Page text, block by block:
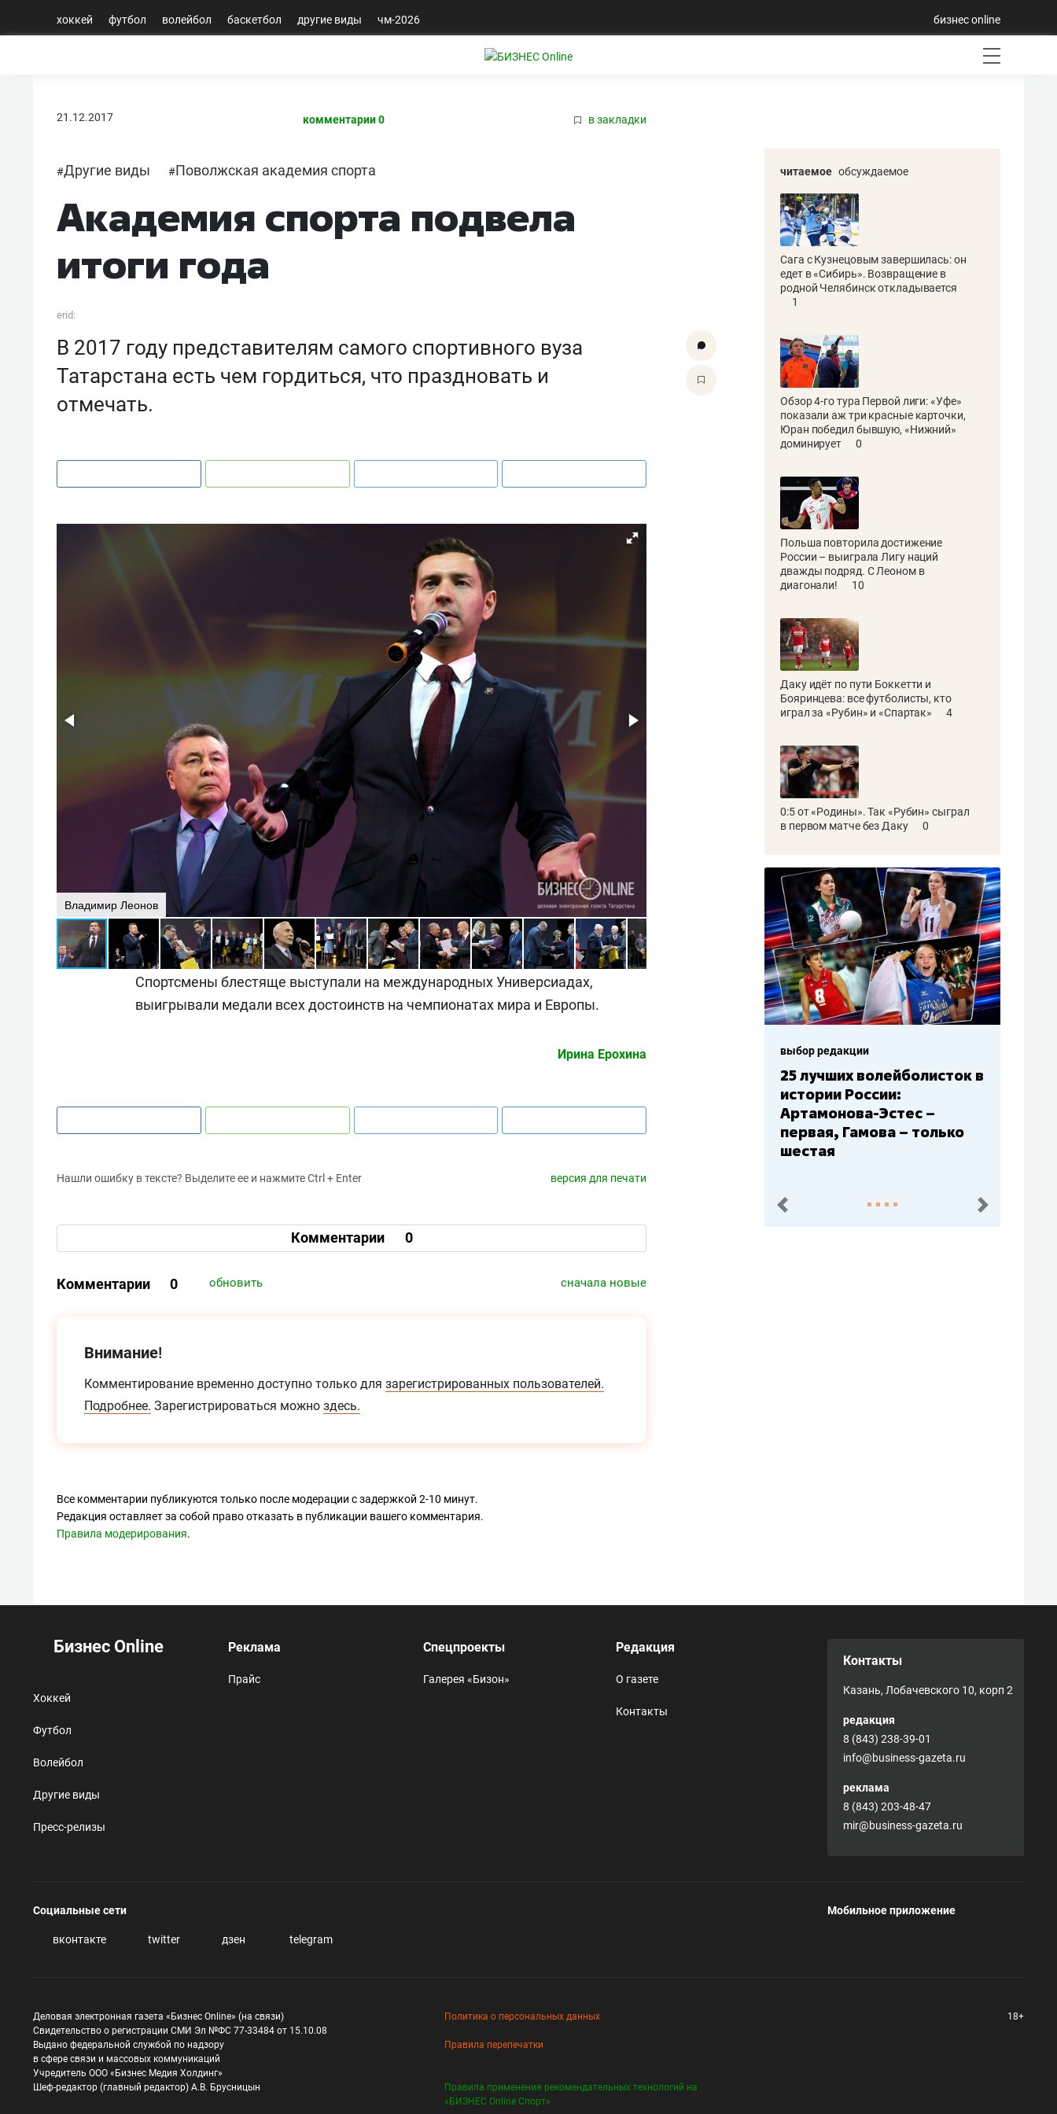
хоккей футбол волейбол баскетбол другие виды чм-2026 бизнес online
21.12.2017 комментарии 0 в закладки
#Другие виды #Поволжская академия спорта
Академия спорта подвела
итоги года
erid:
В 2017 году представителям самого спортивного вуза
Татарстана есть чем гордиться, что праздновать и
отмечать.
Владимир Леонов
Спортсмены блестяще выступали на международных Универсиадах,
выигрывали медали всех достоинств на чемпионатах мира и Европы.
Ирина Ерохина
Нашли ошибку в тексте? Выделите ее и нажмите Ctrl + Enter версия для печати
Комментарии 0
Комментарии 0 обновить сначала новые
Внимание!
Комментирование временно доступно только для зарегистрированных пользователей.
Подробнее. Зарегистрироваться можно здесь.
Все комментарии публикуются только после модерации с задержкой 2-10 минут.
Редакция оставляет за собой право отказать в публикации вашего комментария.
Правила модерирования.
читаемое обсуждаемое
Сага с Кузнецовым завершилась: он
едет в «Сибирь». Возвращение в
родной Челябинск откладывается
1
Обзор 4-го тура Первой лиги: «Уфе»
показали аж три красные карточки,
Юран победил бывшую, «Нижний»
доминирует
0
Польша повторила достижение
России – выиграла Лигу наций
дважды подряд. С Леоном в
диагонали!
10
Даку идёт по пути Боккетти и
Бояринцева: все футболисты, кто
играл за «Рубин» и «Спартак»
4
0:5 от «Родины». Так «Рубин» сыграл
в первом матче без Даку
0
выбор редакции
25 лучших волейболисток в
истории России:
Артамонова-Эстес –
первая, Гамова – только
Бюджеты
Юлаев» –
пред. след.
Бизнес Online
Хоккей
Футбол
Волейбол
Другие виды
Пресс-релизы
Реклама
Прайс
Спецпроекты
Галерея «Бизон»
Редакция
О газете
Контакты
Контакты
Казань, Лобачевского 10, корп 2
редакция
8 (843) 238-39-01
info@business-gazeta.ru
реклама
8 (843) 203-48-47
mir@business-gazeta.ru
Социальные сети
вконтакте twitter дзен telegram
Мобильное приложение
Деловая электронная газета «Бизнес Online» (на связи)
Свидетельство о регистрации СМИ Эл №ФС 77-33484 от 15.10.08
Выдано федеральной службой по надзору
в сфере связи и массовых коммуникаций
Учредитель ООО «Бизнес Медия Холдинг»
Шеф-редактор (главный редактор) А.В. Брусницын
Политика о персональных данных
Правила перепечатки
Правила применения рекомендательных технологий на
«БИЗНЕС Online Спорт»
18+